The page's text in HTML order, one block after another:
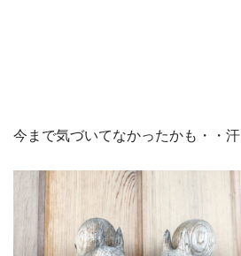
今まで気づいてなかったかも・・汗